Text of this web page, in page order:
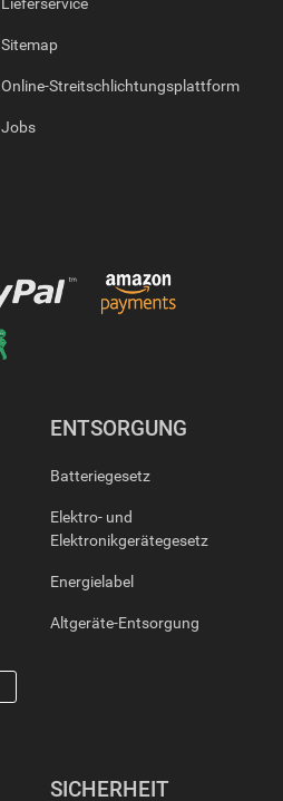
Sitemap
Online-Streitschlichtungsplattform
Jobs
ENTSORGUNG
Batteriegesetz
Elektro- und
Elektronikgerätegesetz
Energielabel
Altgeräte-Entsorgung
SICHERHEIT